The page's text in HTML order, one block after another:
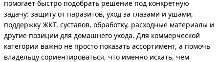
помогает быстро подобрать решение под конкретную
задачу: защиту от паразитов, уход за глазами и ушами,
поддержку ЖКТ, суставов, обработку, расходные материалы и
другие позиции для домашнего ухода. Для коммерческой
категории важно не просто показать ассортимент, а помочь
владельцу сориентироваться, что именно искать, чем